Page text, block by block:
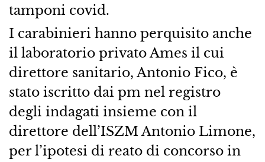
tamponi covid.
I carabinieri hanno perquisito anche
il laboratorio privato Ames il cui
direttore sanitario, Antonio Fico, è
stato iscritto dai pm nel registro
degli indagati insieme con il
direttore dell’ISZM Antonio Limone,
per l’ipotesi di reato di concorso in